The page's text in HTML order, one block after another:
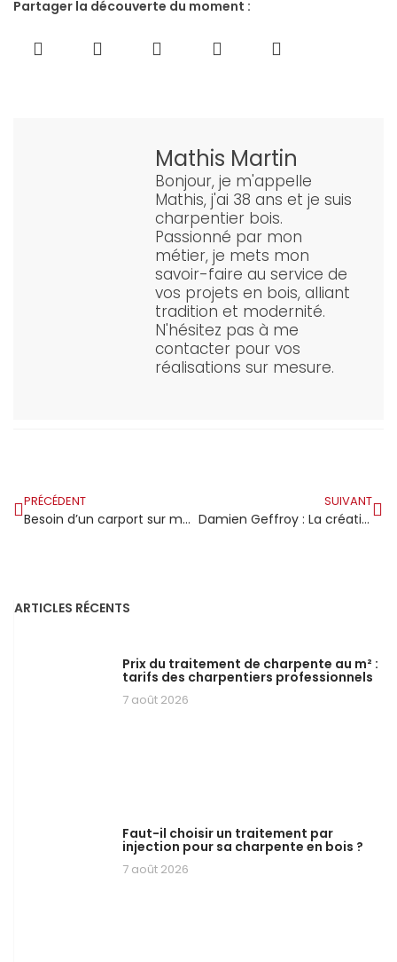
Partager la découverte du moment :
Mathis Martin
Bonjour, je m'appelle
Mathis, j'ai 38 ans et je suis
charpentier bois.
Passionné par mon
métier, je mets mon
savoir-faire au service de
vos projets en bois, alliant
tradition et modernité.
N'hésitez pas à me
contacter pour vos
réalisations sur mesure.
PRÉCÉDENT
Besoin d’un carport sur mesure ? Obtenez un devis personnalisé auprès d’un charpentier qualifié !
SUIVANT
Damien Geffroy : La création de son entreprise de charpente en bois et d’agencement autour de Lannion
ARTICLES RÉCENTS
Prix du traitement de charpente au m² :
tarifs des charpentiers professionnels
7 août 2026
Faut-il choisir un traitement par
injection pour sa charpente en bois ?
7 août 2026